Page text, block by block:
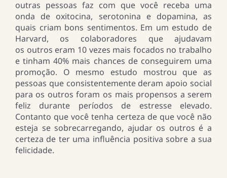
outras pessoas faz com que você receba uma
onda de oxitocina, serotonina e dopamina, as
quais criam bons sentimentos. Em um estudo de
Harvard, os colaboradores que ajudavam
os outros eram 10 vezes mais focados no trabalho
e tinham 40% mais chances de conseguirem uma
promoção. O mesmo estudo mostrou que as
pessoas que consistentemente deram apoio social
para os outros foram os mais propensos a serem
feliz durante períodos de estresse elevado.
Contanto que você tenha certeza de que você não
esteja se sobrecarregando, ajudar os outros é a
certeza de ter uma influência positiva sobre a sua
felicidade.